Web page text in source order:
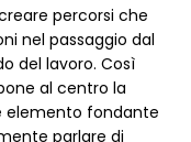
percorsi che
nel passaggio dal
del lavoro. Così
al centro la
elemento fondante
parlare di